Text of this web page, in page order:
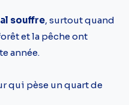
souffre, surtout quand
et la pêche ont
année.
qui pèse un quart de